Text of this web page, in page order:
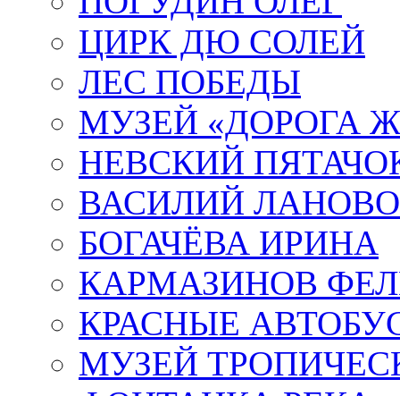
ЦИРК ДЮ СОЛЕЙ
ЛЕС ПОБЕДЫ
МУЗЕЙ «ДОРОГА
НЕВСКИЙ
ВАСИЛИЙ
БОГАЧЁВА ИРИНА
КАРМАЗИНОВ
КРАСНЫЕ
МУЗЕЙ